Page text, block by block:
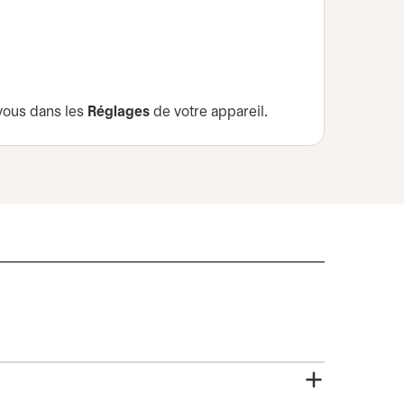
dans les Réglages de votre appareil.